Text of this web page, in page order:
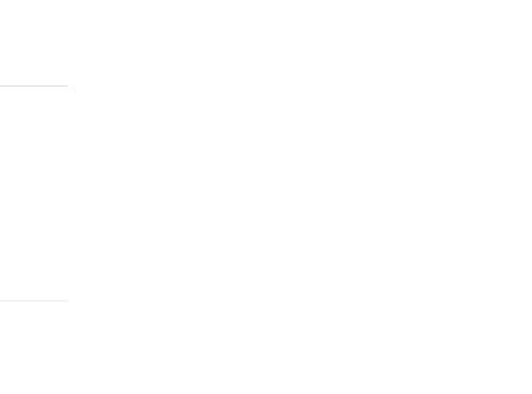
de
poser